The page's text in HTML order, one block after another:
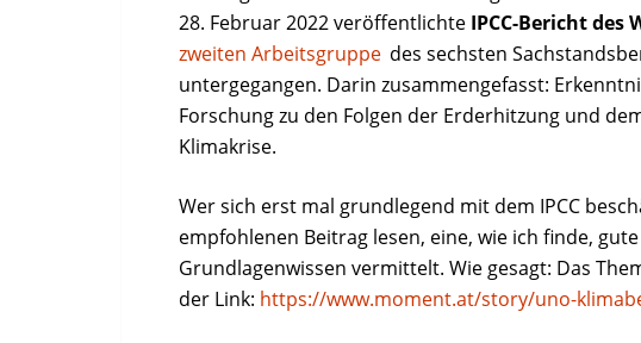
28. Februar 2022 veröffentlichte IPCC-Bericht des
zweiten Arbeitsgruppe des sechsten
untergegangen. Darin zusammengefasst:
Forschung zu den Folgen der Erderhitzung und
Klimakrise.
Wer sich erst mal grundlegend mit dem IPCC
empfohlenen Beitrag lesen, eine, wie ich finde,
Grundlagenwissen vermittelt. Wie gesagt: Das
der Link: https://www.moment.at/story/uno-